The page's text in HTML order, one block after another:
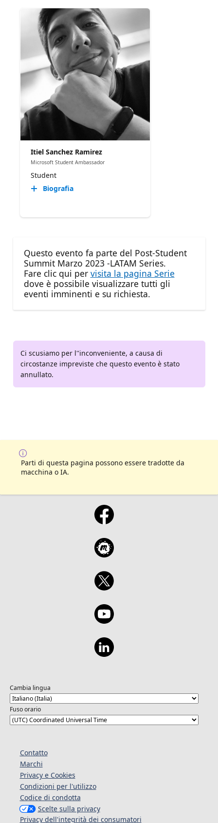
Itiel Sanchez Ramirez
Microsoft Student Ambassador
Student
Biografia
Questo evento fa parte del Post-Student
Summit Marzo 2023 -LATAM Series.
Fare clic qui per visita la pagina Serie
dove è possibile visualizzare tutti gli
eventi imminenti e su richiesta.
Ci scusiamo per l''inconveniente, a causa di
circostanze impreviste che questo evento è stato
annullato.
Parti di questa pagina possono essere tradotte da
macchina o IA.
Cambia lingua
Fuso orario
Contatto
Marchi
Privacy e Cookies
Condizioni per l'utilizzo
Codice di condotta
Scelte sulla privacy
Privacy dell'integrità dei consumatori